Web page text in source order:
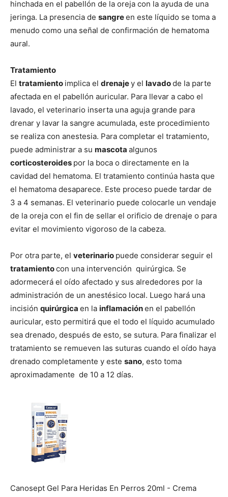
hinchada en el pabellón de la oreja con la ayuda de una
jeringa. La presencia de sangreen este líquido se toma a
menudo como una señal de confirmación de hematoma
aural.
Tratamiento
El tratamiento implica el drenajey el lavadode la parte
afectada en el pabellón auricular. Para llevar a cabo el
lavado, el veterinario inserta una aguja grande para
drenar y lavar la sangre acumulada, este procedimiento
se realiza con anestesia. Para completar el tratamiento,
puede administrar a su mascota algunos
corticosteroides por la boca o directamente en la
cavidad del hematoma. El tratamiento continúa hasta que
el hematoma desaparece. Este proceso puede tardar de
3 a 4 semanas. El veterinario puede colocarle un vendaje
de la oreja con el fin de sellar el orificio de drenaje o para
evitar el movimiento vigoroso de la cabeza.
Por otra parte, el veterinario puede considerar seguir el
tratamientocon una intervención quirúrgica. Se
adormecerá el oído afectado y sus alrededores por la
administración de un anestésico local. Luego hará una
incisión quirúrgica en la inflamaciónen el pabellón
auricular, esto permitirá que el todo el líquido acumulado
sea drenado, después de esto, se sutura. Para finalizar el
tratamiento se remueven las suturas cuando el oído haya
drenado completamente y este sano, esto toma
aproximadamente de 10 a 12 días.
Canosept Gel Para Heridas En Perros 20ml - Crema